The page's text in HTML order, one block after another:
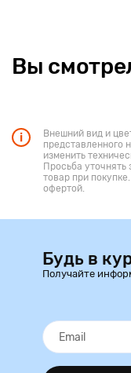
Вы
Внешний вид и
представленного
изменить
Просьба
товар при
офертой.
Будь в
Получайте